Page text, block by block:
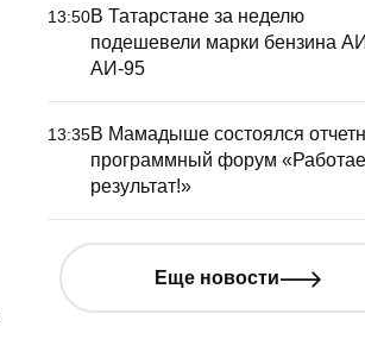
13:50В Татарстане за неделю
подешевели марки бензина
АИ-95
13:35В Мамадыше состоялся
программный форум
результат!»
Еще новости